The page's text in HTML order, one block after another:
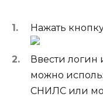
Нажать
Ввести логин
можно
СНИЛС или